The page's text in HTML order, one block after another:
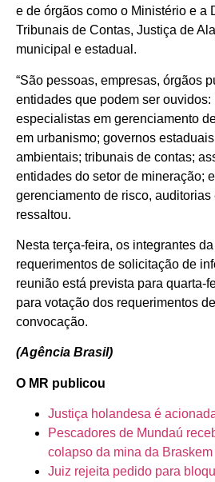
e de órgãos como o Ministério e a
Tribunais de Contas, Justiça de
municipal e estadual.
“São pessoas, empresas, órgãos
entidades que podem ser
especialistas em gerenciamento
em urbanismo; governos
ambientais; tribunais de contas;
entidades do setor de mineração;
gerenciamento de risco, auditorias
ressaltou.
Nesta terça-feira, os integrantes
requerimentos de solicitação de
reunião está prevista para quarta-
para votação dos requerimentos
convocação.
(Agência Brasil)
O MR publicou
Justiça holandesa é
Pescadores de Mundaú
colapso da mina da Braskem
Juiz rejeita pedido para